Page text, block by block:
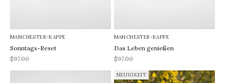
MANCHESTER-KAPPE
Sonntags-Reset
REA-pris
$97.00
MANCHESTER-KAPPE
Das Leben genießen
REA-pris
$97.00
NEUIGKEIT